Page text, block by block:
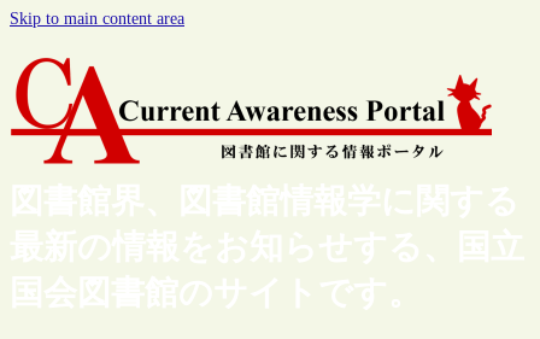
Skip to main content area
図書館界、図書館情報学に関する
最新の情報をお知らせする、国立
国会図書館のサイトです。